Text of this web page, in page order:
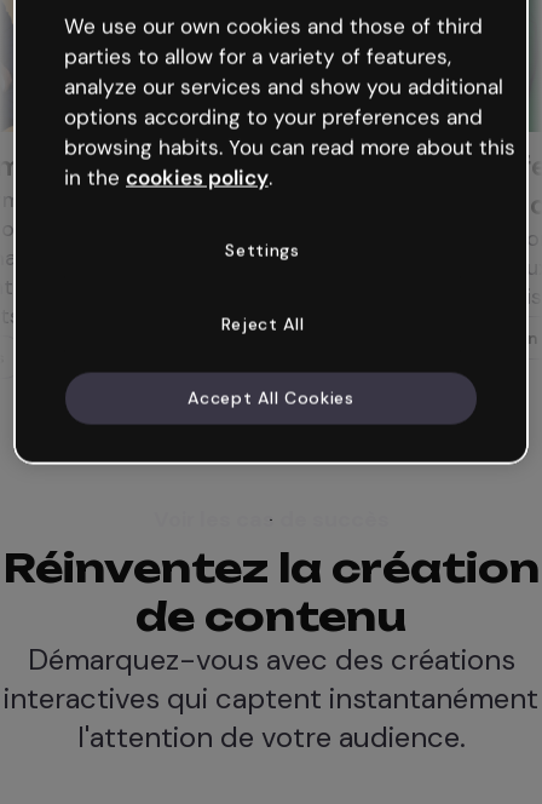
Hannah
Interactive Learning
Des ressources comme des
simulations, des activités, des
scénarios ramifiés… Et
interactif.
En savoir plus
directrice des
Des supports
adaptés aux besoins
et favorisant
En savoir plus
Voir les cas de succès
Réinventez la création
de contenu
Démarquez-vous avec des créations
interactives qui captent instantanément
l'attention de votre audience.
We use our own cookies and those of third
parties to allow for a variety of features,
analyze our services and show you additional
options according to your preferences and
browsing habits. You can read more about this
in the cookies policy.
Settings
Reject All
Accept All Cookies